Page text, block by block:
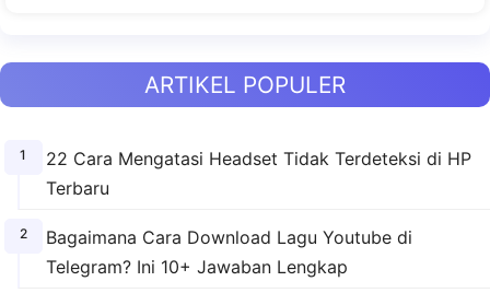
ARTIKEL POPULER
22 Cara Mengatasi Headset Tidak Terdeteksi di HP
Terbaru
Bagaimana Cara Download Lagu Youtube di
Telegram? Ini 10+ Jawaban Lengkap